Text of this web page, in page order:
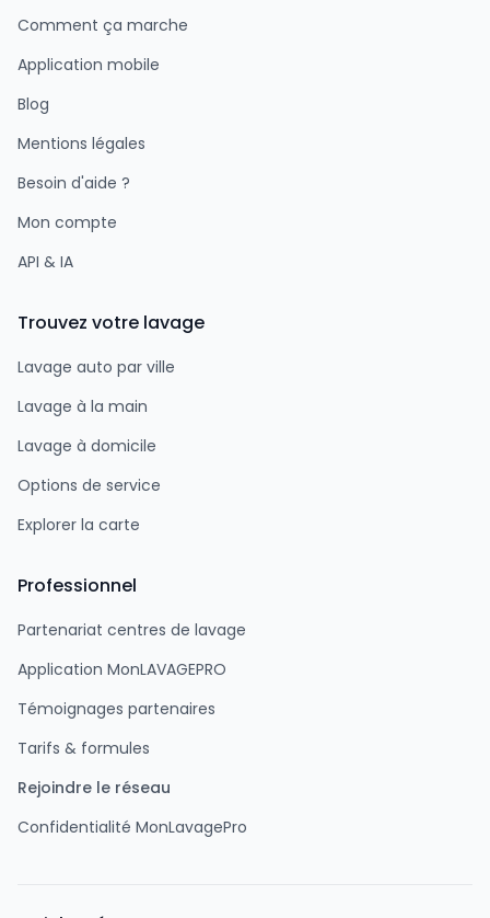
Comment ça marche
Application mobile
Blog
Mentions légales
Besoin d'aide ?
Mon compte
API & IA
Trouvez votre lavage
Lavage auto par ville
Lavage à la main
Lavage à domicile
Options de service
Explorer la carte
Professionnel
Partenariat centres de lavage
Application MonLAVAGEPRO
Témoignages partenaires
Tarifs & formules
Rejoindre le réseau
Confidentialité MonLavagePro